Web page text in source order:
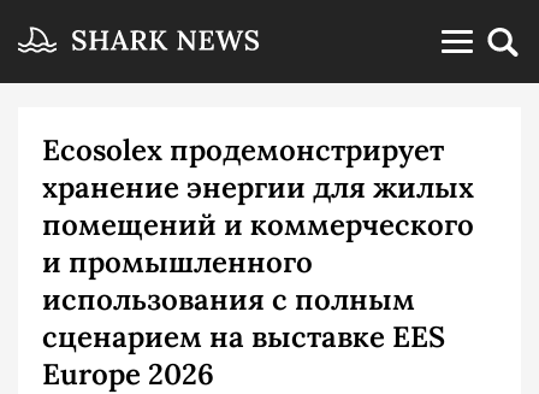
Ecosolex продемонстрирует
хранение энергии для жилых
помещений и коммерческого
и промышленного
использования с полным
сценарием на выставке EES
Europe 2026